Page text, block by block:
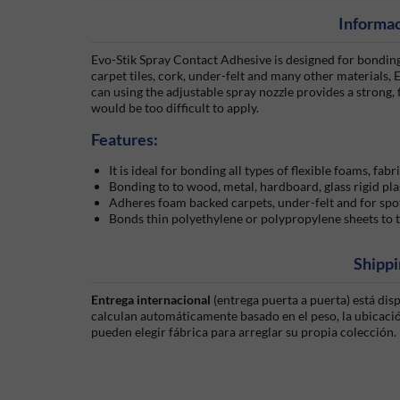
Evo-Stik Spray Contact Adhesive is designed for
carpet tiles, cork, under-felt and many other materials,
can using the adjustable spray nozzle provides a
would be too difficult to apply.
Features:
It is ideal for bonding all types of flexible foams,
Bonding to to wood, metal, hardboard, glass rigid
Adheres foam backed carpets, under-felt and for
Bonds thin polyethylene or polypropylene sheets to
Entrega internacional (entrega puerta a puerta) está
calculan automáticamente basado en el peso, la
pueden elegir fábrica para arreglar su propia colección.